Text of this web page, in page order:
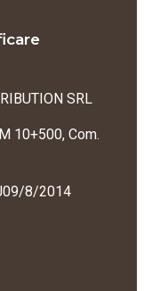
SRL
10+500, Com.
8/2014